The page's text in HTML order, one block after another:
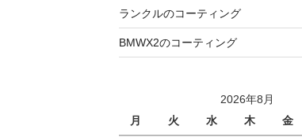
ランクルのコーティング
BMWX2のコーティング
2026年8月
月
火 水 木 金